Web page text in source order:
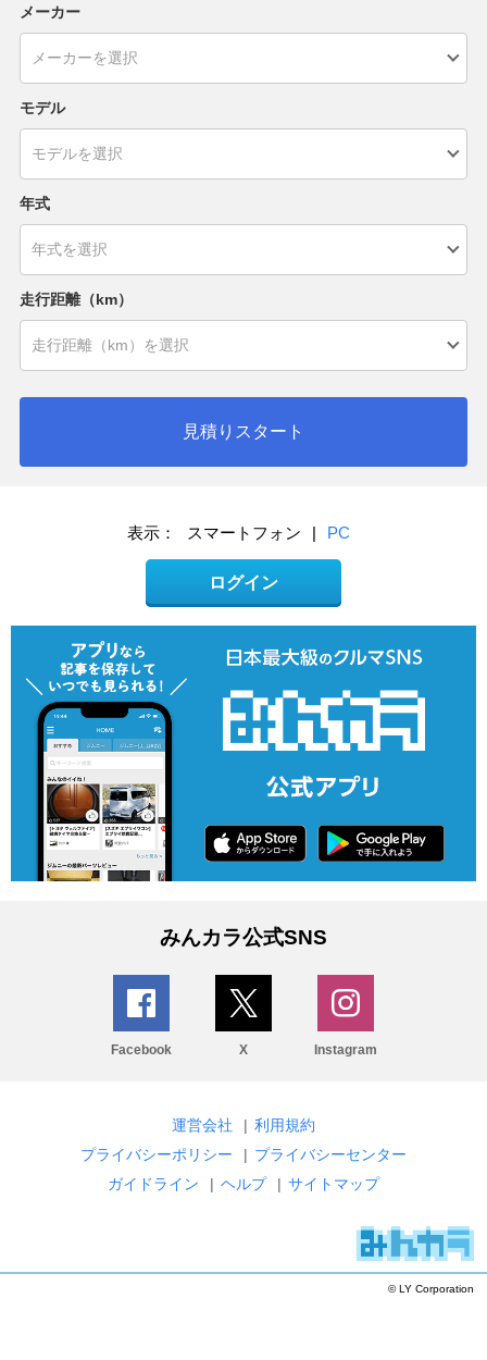
メーカー
モデル
年式
走行距離（km）
見積りスタート
表示： スマートフォン | PC
ログイン
みんカラ公式SNS
Facebook X Instagram
運営会社 | 利用規約
プライバシーポリシー
| プライバシーセンター
ガイドライン
| ヘルプ | サイトマップ
© LY Corporation